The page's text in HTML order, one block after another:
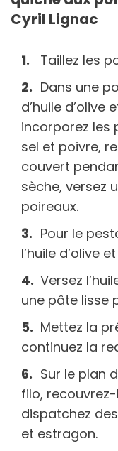
Cyril Lignac
Taillez les
Dans une
d’huile d’olive
incorporez les
sel et poivre,
couvert
sèche, versez
poireaux.
Pour le
l’huile d’olive
Versez
une pâte lisse
Mettez la
continuez la
Sur le plan
filo,
dispatchez
et estragon.